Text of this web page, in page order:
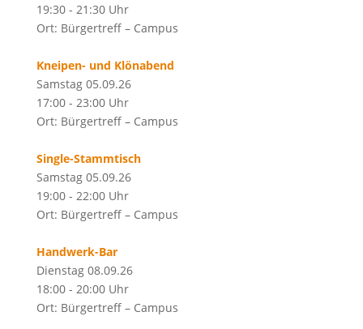
19:30 - 21:30 Uhr
Ort: Bürgertreff – Campus
Kneipen- und Klönabend
Samstag 05.09.26
17:00 - 23:00 Uhr
Ort: Bürgertreff – Campus
Single-Stammtisch
Samstag 05.09.26
19:00 - 22:00 Uhr
Ort: Bürgertreff – Campus
Handwerk-Bar
Dienstag 08.09.26
18:00 - 20:00 Uhr
Ort: Bürgertreff – Campus